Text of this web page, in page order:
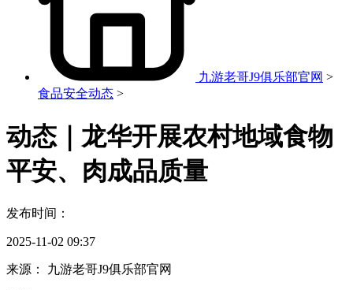
九游老哥J9俱乐部官网 >
食品安全动态 >
动态｜龙华开展农村地域食物
平安、肉成品质量
发布时间：
2025-11-02 09:37
来源： 九游老哥J9俱乐部官网